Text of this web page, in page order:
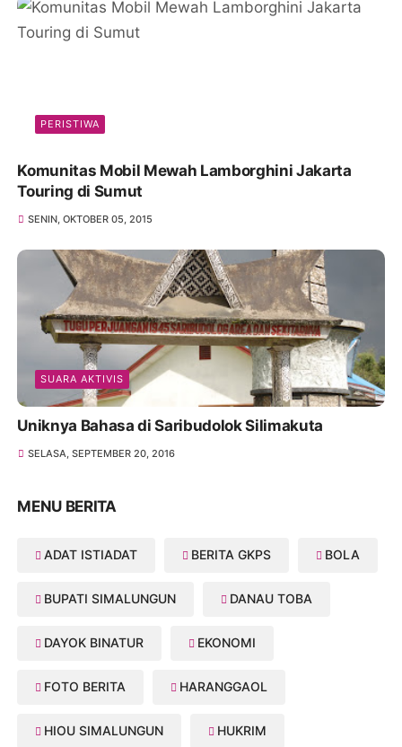
PERISTIWA
Komunitas Mobil Mewah Lamborghini Jakarta
Touring di Sumut
SENIN, OKTOBER 05, 2015
SUARA AKTIVIS
Uniknya Bahasa di Saribudolok Silimakuta
SELASA, SEPTEMBER 20, 2016
MENU BERITA
ADAT ISTIADAT BERITA GKPS BOLA
BUPATI SIMALUNGUN DANAU TOBA
DAYOK BINATUR EKONOMI
FOTO BERITA HARANGGAOL
HIOU SIMALUNGUN HUKRIM